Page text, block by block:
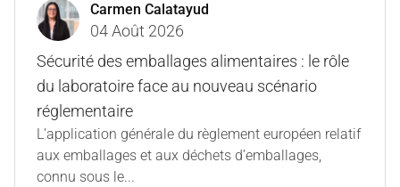
Carmen Calatayud
04 Août 2026
Sécurité des emballages alimentaires : le rôle
du laboratoire face au nouveau scénario
réglementaire
L’application générale du règlement européen relatif
aux emballages et aux déchets d’emballages,
connu sous le...